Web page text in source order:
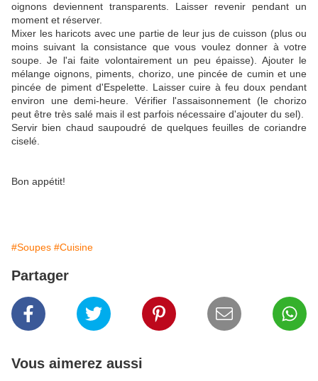
oignons deviennent transparents. Laisser revenir pendant un
moment et réserver.
Mixer les haricots avec une partie de leur jus de cuisson (plus ou
moins suivant la consistance que vous voulez donner à votre
soupe. Je l'ai faite volontairement un peu épaisse). Ajouter le
mélange oignons, piments, chorizo, une pincée de cumin et une
pincée de piment d'Espelette. Laisser cuire à feu doux pendant
environ une demi-heure. Vérifier l'assaisonnement (le chorizo
peut être très salé mais il est parfois nécessaire d'ajouter du sel).
Servir bien chaud saupoudré de quelques feuilles de coriandre
ciselé.
Bon appétit!
#Soupes #Cuisine
Partager
Vous aimerez aussi